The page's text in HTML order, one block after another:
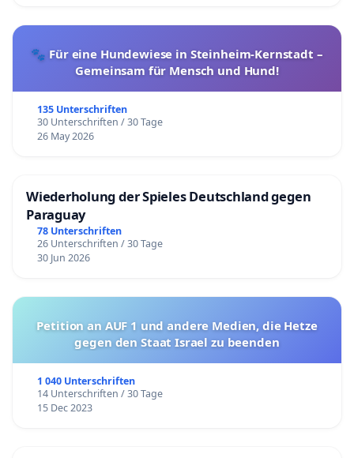
🐾 Für eine Hundewiese in Steinheim-Kernstadt –
Gemeinsam für Mensch und Hund!
135 Unterschriften
30 Unterschriften / 30 Tage
26 May 2026
Wiederholung der Spieles Deutschland gegen
Paraguay
78 Unterschriften
26 Unterschriften / 30 Tage
30 Jun 2026
Petition an AUF 1 und andere Medien, die Hetze
gegen den Staat Israel zu beenden
1 040 Unterschriften
14 Unterschriften / 30 Tage
15 Dec 2023